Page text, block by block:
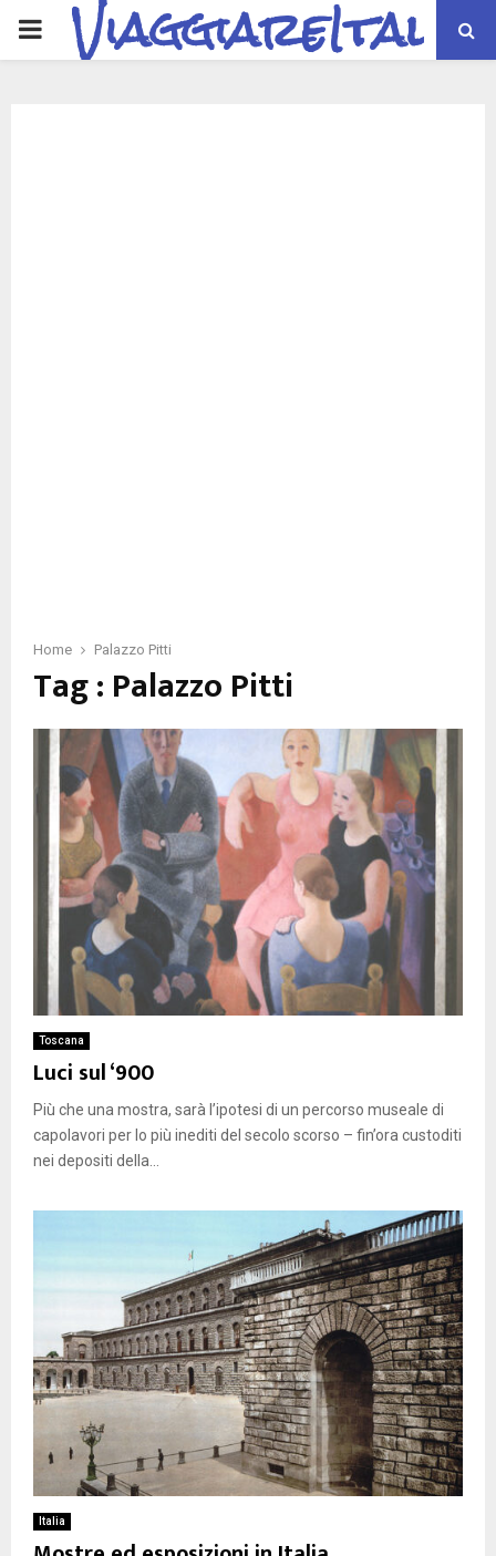
PRIMARYViaggiareItalia
Home Palazzo Pitti
Tag : Palazzo Pitti
Toscana
Luci sul ‘900
Più che una mostra, sarà l’ipotesi di un percorso museale di
capolavori per lo più inediti del secolo scorso – fin’ora custoditi
nei depositi della...
Italia